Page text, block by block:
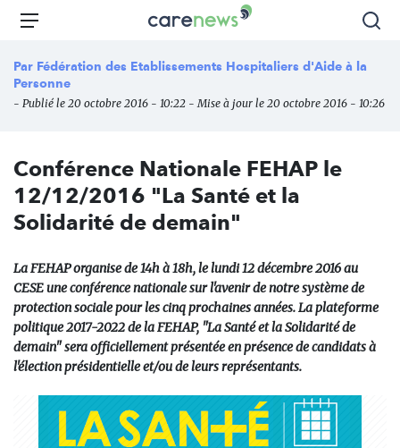
Aller
principal
Carenews,
média
acteurs
Menu
Par Fédération des Etablissements Hospitaliers d'Aide à la
Personne
- Publié le 20 octobre 2016 - 10:22 - Mise à jour le 20 octobre 2016 - 10:26
Conférence Nationale FEHAP le
12/12/2016 "La Santé et la
Solidarité de demain"
La FEHAP organise de 14h à 18h, le lundi 12 décembre 2016 au
CESE une conférence nationale sur l'avenir de notre système de
protection sociale pour les cinq prochaines années. La plateforme
politique 2017-2022 de la FEHAP, "La Santé et la Solidarité de
demain" sera officiellement présentée en présence de candidats à
l'élection présidentielle et/ou de leurs représentants.